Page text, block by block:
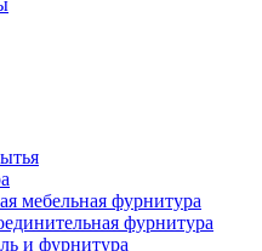
мебельная фурнитура
фурнитура
и фурнитура